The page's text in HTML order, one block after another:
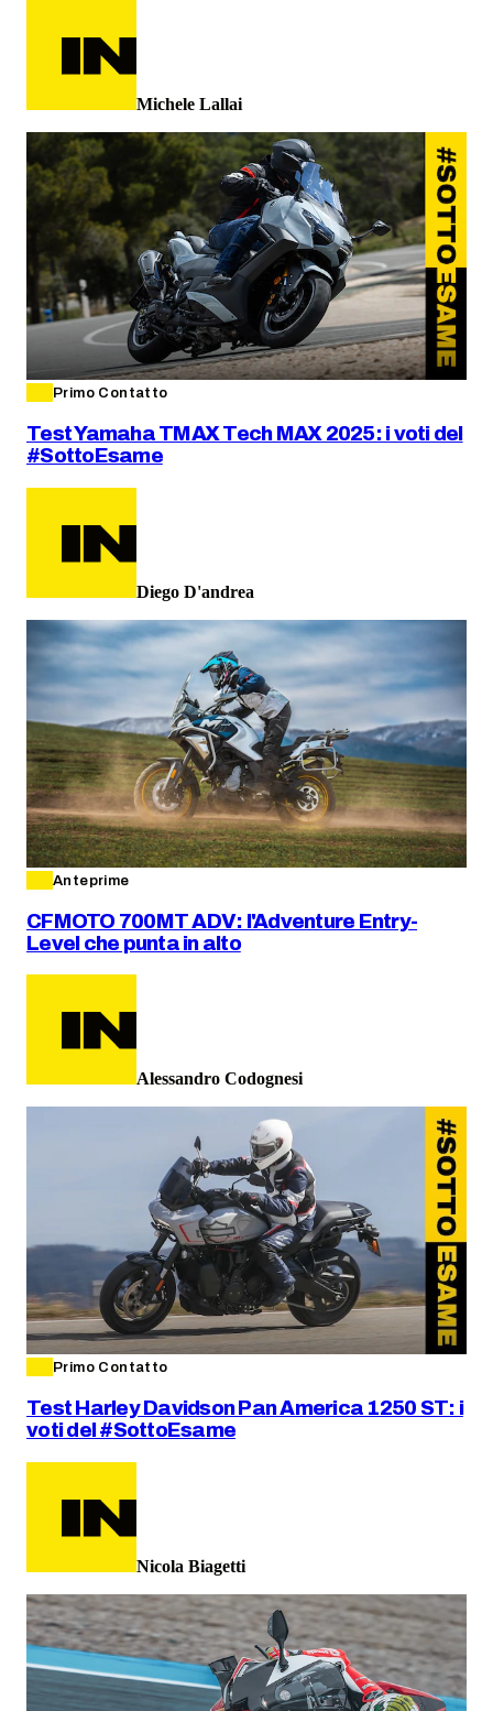
Michele Lallai
Primo Contatto
Test Yamaha TMAX Tech MAX 2025: i voti del
#SottoEsame
Diego D'andrea
Anteprime
CFMOTO 700MT ADV: l'Adventure Entry-
Level che punta in alto
Alessandro Codognesi
Primo Contatto
Test Harley Davidson Pan America 1250 ST: i
voti del #SottoEsame
Nicola Biagetti